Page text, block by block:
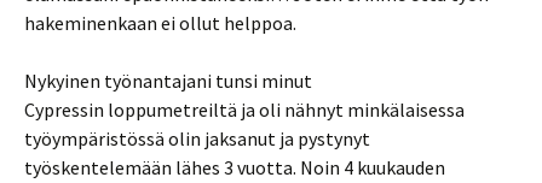
hakeminenkaan ei ollut helppoa.
Nykyinen työnantajani tunsi minut
Cypressin loppumetreiltä ja oli nähnyt minkälaisessa
työympäristössä olin jaksanut ja pystynyt
työskentelemään lähes 3 vuotta. Noin 4 kuukauden